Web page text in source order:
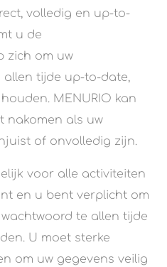
volledig en up-to-
u de
zich om uw
tijde up-to-date,
MENURIO kan
nakomen als uw
of onvolledig zijn.
voor alle activiteiten
en u bent verplicht om
te allen tijde
U moet sterke
om uw gegevens veilig